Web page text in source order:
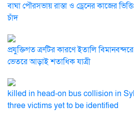
বাঘা পৌরসভায় রাস্তা ও ড্রেনের কাজের
চাঁদ
প্রযুক্তিগত ত্রুটির কারণে ইতালি
ভেতরে আড়াই শতাধিক যাত্রী
killed in head-on bus collision in
three victims yet to be identified